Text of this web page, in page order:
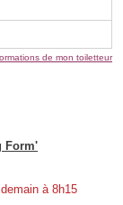
de mon toiletteur
Form'
à 8h15